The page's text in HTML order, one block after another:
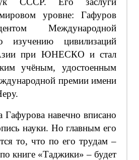
уровне: Гафуров
Международной
изучению цивилизаций
при ЮНЕСКО и стал
учёным, удостоенным
премии имени
навечно вписано
науки. Но главным его
то, что по его трудам –
книге «Таджики» – будет